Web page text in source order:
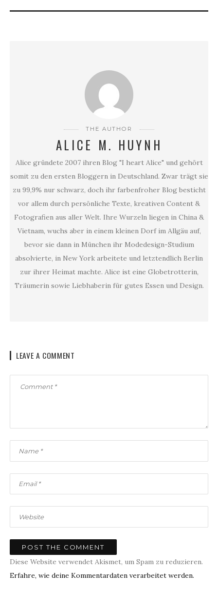
THE AUTHOR
ALICE M. HUYNH
Alice gründete 2007 ihren Blog "I heart Alice" und gehört
somit zu den ersten Bloggern in Deutschland. Zwar trägt sie
zu 99,9% nur schwarz, doch ihr farbenfroher Blog besticht
vor allem durch persönliche Texte, kreativen Content &
Fotografien aus aller Welt. Ihre Wurzeln liegen in China &
Vietnam, wuchs aber in einem kleinen Dorf im Allgäu auf,
bevor sie dann in München ihr Modedesign-Studium
absolvierte, in New York arbeitete und letztendlich Berlin
zur ihrer Heimat machte. Alice ist eine Globetrotterin,
Träumerin sowie Liebhaberin für gutes Essen und Design.
LEAVE A COMMENT
Diese Website verwendet Akismet, um Spam zu reduzieren.
Erfahre, wie deine Kommentardaten verarbeitet werden.